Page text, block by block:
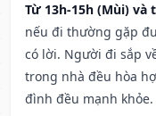
Từ 13h-15h (Mùi) và
nếu đi thường gặp
có lời. Người đi sắp
trong nhà đều hòa
đình đều mạnh khỏe.